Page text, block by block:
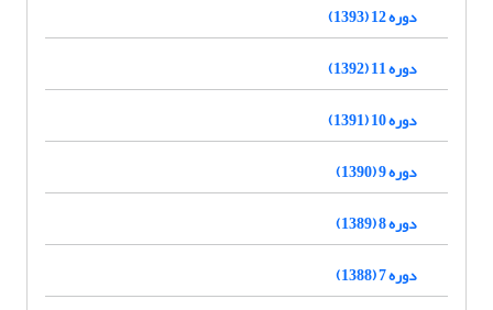
دوره 12 (1393)
دوره 11 (1392)
دوره 10 (1391)
دوره 9 (1390)
دوره 8 (1389)
دوره 7 (1388)